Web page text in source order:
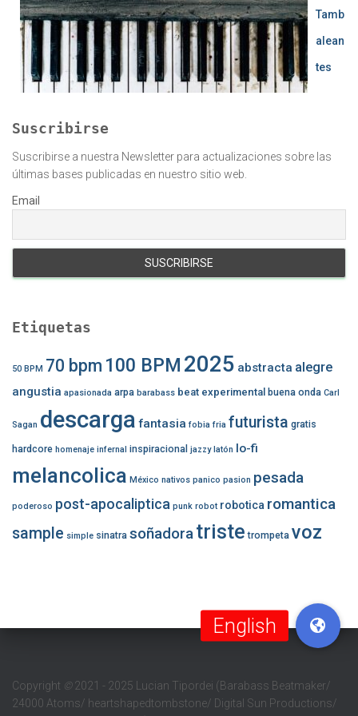
Tamb
alean
tes
Suscribirse
Suscribirse a nuestra Newsletter para actualizaciones sobre las
últimas bases publicadas en nuestro sitio web.
Email
Etiquetas
50 BPM 70 bpm 100 BPM 2025 abstracta alegre
angustia apasionada arpa barabass beat experimental buena onda Carl
Sagan descarga fantasia fobia fria futurista gratis
hardcore homenaje infernal inspiracional jazzy latón lo-fi
melancolica México nativos panico pasion pesada
poderoso post-apocaliptica punk robot robotica romantica
sample simple sinatra soñadoratriste trompeta voz
Copyright ©2021 - 2025 Lucian Tipordei (Barabass Beatmaker/
24000 Atoms/ heartshapedtombstone/ Digital Sun Productions/